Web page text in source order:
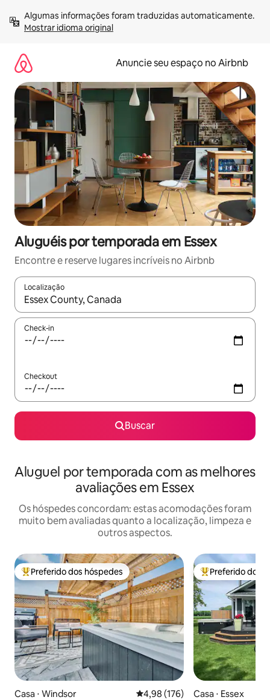
para
Mostrar idioma original
Anuncie seu espaço no Airbnb
Aluguéis por temporada em Essex
Encontre e reserve lugares incríveis no Airbnb
Localização
Quando os resultados estiverem disponíveis, explore-os
Check-in
Checkout
Buscar
Aluguel por temporada com as melhores
avaliações em Essex
Os hóspedes concordam: estas acomodações foram
muito bem avaliadas quanto a localização, limpeza e
outros aspectos.
Entre os melhores preferidos dos hóspedes
Preferido dos hóspedes
Casa ⋅ Windsor 4,98 de uma avaliação média de
4,98 (176)
Entre os
Preferido dos
Casa ⋅ Essex